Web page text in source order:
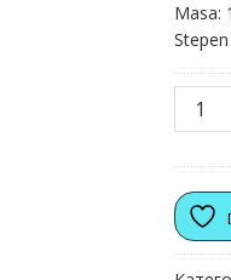
Masa: